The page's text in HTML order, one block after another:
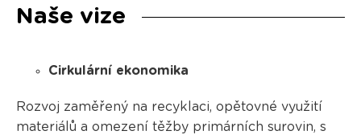
Naše vize
Cirkulární ekonomika
Rozvoj zaměřený na recyklaci, opětovné využití
materiálů a omezení těžby primárních surovin, s